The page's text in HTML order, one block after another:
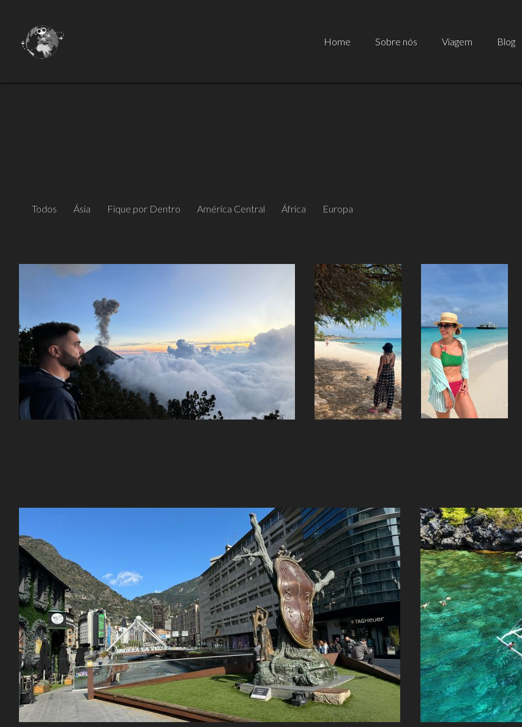
Home Sobre nós Viagem Blog
Todos Ásia Fique por Dentro América Central África Europa